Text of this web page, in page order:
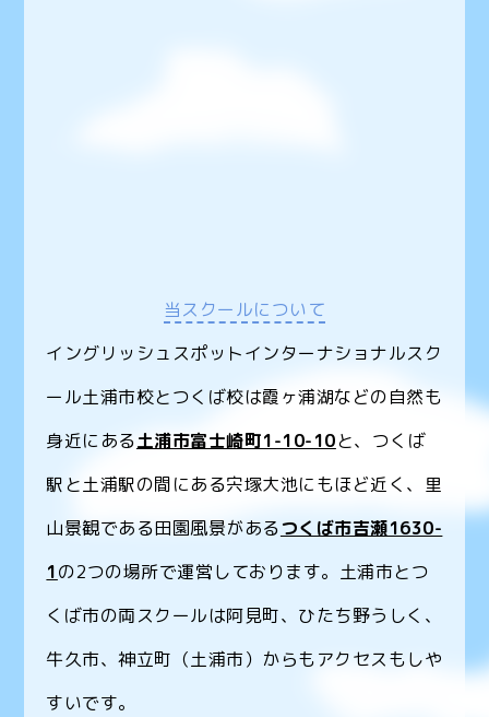
当スクールについて
イングリッシュスポットインターナショナルスク
ール土浦市校とつくば校は霞ヶ浦湖などの自然も
身近にある土浦市富士崎町1-10-10と、つくば
駅と土浦駅の間にある宍塚大池にもほど近く、里
山景観である田園風景があるつくば市吉瀬1630-
1の2つの場所で運営しております。土浦市とつ
くば市の両スクールは阿見町、ひたち野うしく、
牛久市、神立町（土浦市）からもアクセスもしや
すいです。